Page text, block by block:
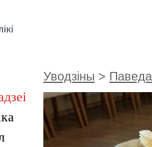
Уводзіны >